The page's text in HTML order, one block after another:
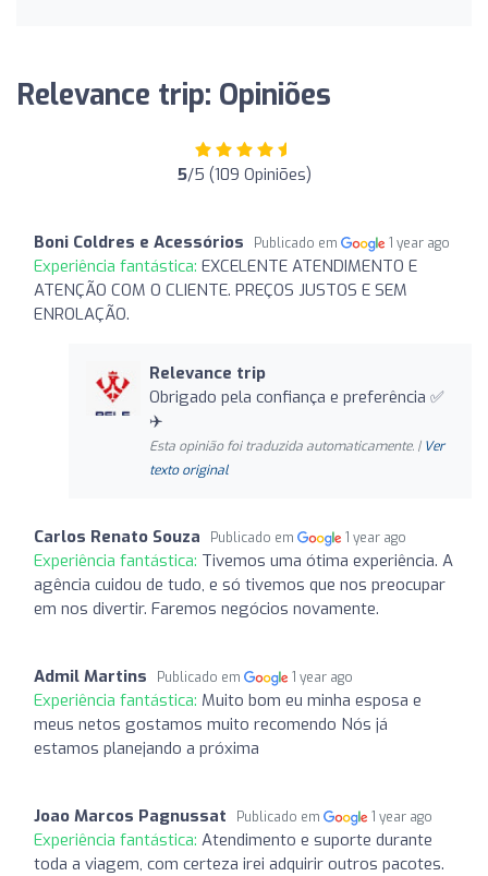
Relevance trip: Opiniões
5/5 (109 Opiniões)
Boni Coldres e Acessórios Publicado em 1 year ago
Experiência fantástica: EXCELENTE ATENDIMENTO E
ATENÇÃO COM O CLIENTE. PREÇOS JUSTOS E SEM
ENROLAÇÃO.
Relevance trip
Obrigado pela confiança e preferência ✅
✈️
Esta opinião foi traduzida automaticamente. | Ver
texto original
Carlos Renato Souza Publicado em 1 year ago
Experiência fantástica: Tivemos uma ótima experiência. A
agência cuidou de tudo, e só tivemos que nos preocupar
em nos divertir. Faremos negócios novamente.
Admil Martins Publicado em 1 year ago
Experiência fantástica: Muito bom eu minha esposa e
meus netos gostamos muito recomendo Nós já
estamos planejando a próxima
Joao Marcos Pagnussat Publicado em 1 year ago
Experiência fantástica: Atendimento e suporte durante
toda a viagem, com certeza irei adquirir outros pacotes.